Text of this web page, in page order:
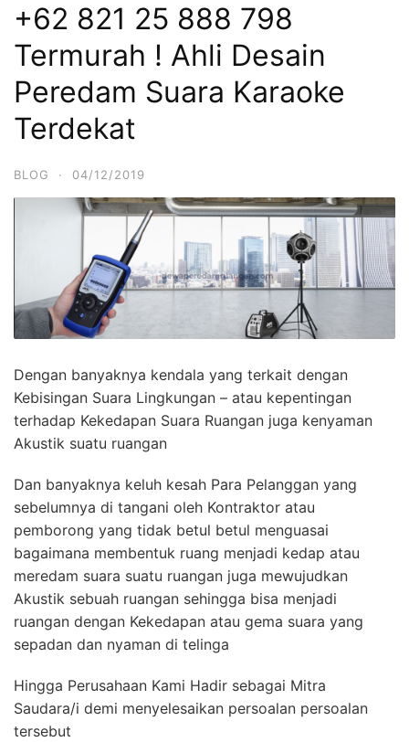
+62 821 25 888 798
Termurah ! Ahli Desain
Peredam Suara Karaoke
Terdekat
BLOG · 04/12/2019
Dengan banyaknya kendala yang terkait dengan
Kebisingan Suara Lingkungan – atau kepentingan
terhadap Kekedapan Suara Ruangan juga kenyaman
Akustik suatu ruangan
Dan banyaknya keluh kesah Para Pelanggan yang
sebelumnya di tangani oleh Kontraktor atau
pemborong yang tidak betul betul menguasai
bagaimana membentuk ruang menjadi kedap atau
meredam suara suatu ruangan juga mewujudkan
Akustik sebuah ruangan sehingga bisa menjadi
ruangan dengan Kekedapan atau gema suara yang
sepadan dan nyaman di telinga
Hingga Perusahaan Kami Hadir sebagai Mitra
Saudara/i demi menyelesaikan persoalan persoalan
tersebut